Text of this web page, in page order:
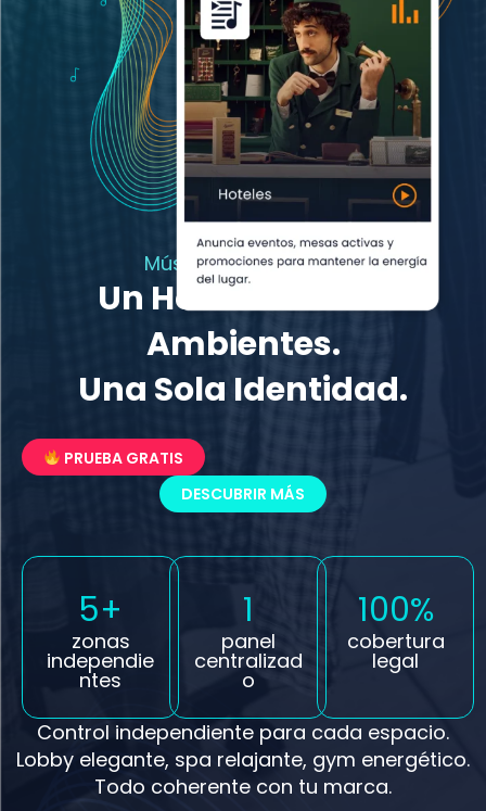
Música para Hoteles
Un Hotel. Muchos
Ambientes.
Una Sola Identidad.
PRUEBA GRATIS
DESCUBRIR MÁS
Control independiente para cada espacio.
Lobby elegante, spa relajante, gym energético.
Todo coherente con tu marca.
5+
zonas
independie
ntes
1
panel
centralizad
o
100%
cobertura
legal